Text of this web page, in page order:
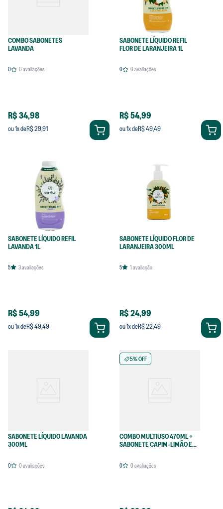
COMBO SABONETES
LAVANDA
0 0avaliações
R$ 34,98
ou1x deR$ 29,91
SABONETE LÍQUIDO REFIL
FLOR DE LARANJEIRA 1L
0 0avaliações
R$ 54,99
ou1x deR$ 49,49
SABONETE LÍQUIDO REFIL
LAVANDA 1L
5 3avaliações
R$ 54,99
ou1x deR$ 49,49
SABONETE LÍQUIDO FLOR DE
LARANJEIRA 300ML
5 1 avaliação
R$ 24,99
ou1x deR$ 22,49
SABONETE LÍQUIDO LAVANDA
300ML
0 0avaliações
5% OFF
COMBO MULTIUSO 470ML +
SABONETE CAPIM-LIMÃO E
0 0avaliações